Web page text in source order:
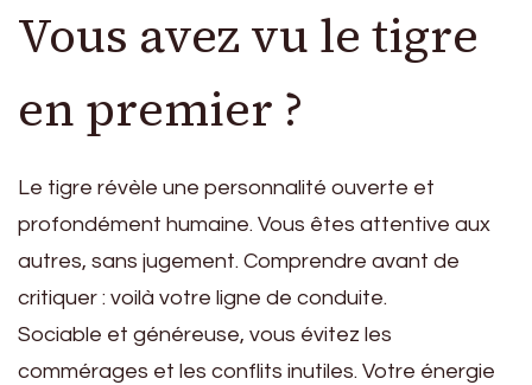
Vous avez vu le tigre
en premier ?
Le tigre révèle une personnalité ouverte et
profondément humaine. Vous êtes attentive aux
autres, sans jugement. Comprendre avant de
critiquer : voilà votre ligne de conduite.
Sociable et généreuse, vous évitez les
commérages et les conflits inutiles. Votre énergie